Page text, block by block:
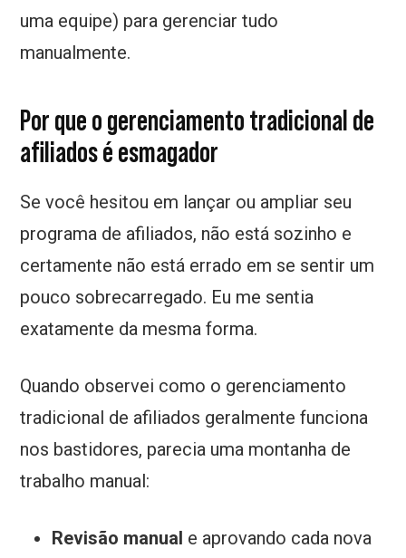
uma equipe) para gerenciar tudo
manualmente.
Por que o gerenciamento tradicional de
afiliados é esmagador
Se você hesitou em lançar ou ampliar seu
programa de afiliados, não está sozinho e
certamente não está errado em se sentir um
pouco sobrecarregado. Eu me sentia
exatamente da mesma forma.
Quando observei como o gerenciamento
tradicional de afiliados geralmente funciona
nos bastidores, parecia uma montanha de
trabalho manual:
Revisão manual e aprovando cada nova